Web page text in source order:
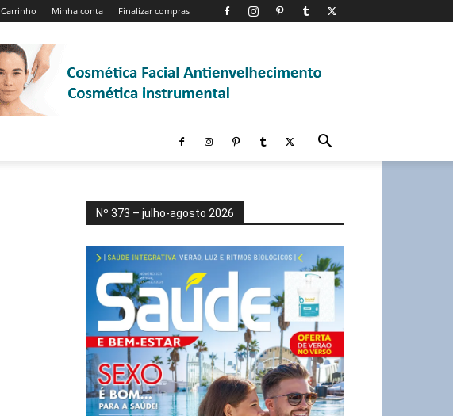
Carrinho Minha conta Finalizar compras
Nº 373 – julho-agosto 2026